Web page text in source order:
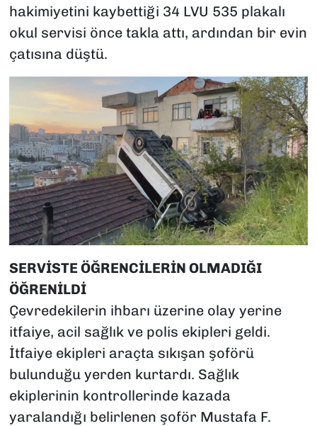
hakimiyetini kaybettiği 34 LVU 535 plakalı
okul servisi önce takla attı, ardından bir evin
çatısına düştü.
SERVİSTE ÖĞRENCİLERİN OLMADIĞI
ÖĞRENİLDİ
Çevredekilerin ihbarı üzerine olay yerine
itfaiye, acil sağlık ve polis ekipleri geldi.
İtfaiye ekipleri araçta sıkışan şoförü
bulunduğu yerden kurtardı. Sağlık
ekiplerinin kontrollerinde kazada
yaralandığı belirlenen şoför Mustafa F.